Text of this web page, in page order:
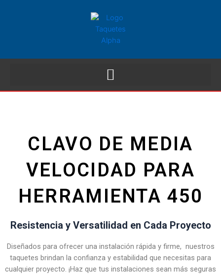
CLAVO DE MEDIA
VELOCIDAD PARA
HERRAMIENTA 450
Resistencia y Versatilidad en Cada Proyecto
Diseñados para ofrecer una instalación rápida y firme, nuestros
taquetes brindan la confianza y estabilidad que necesitas para
cualquier proyecto. ¡Haz que tus instalaciones sean más seguras